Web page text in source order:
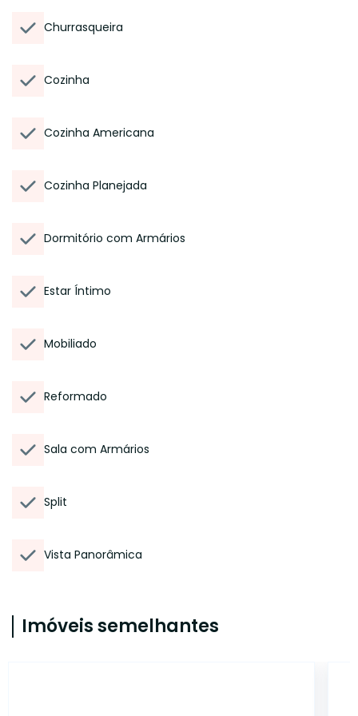
Churrasqueira
Cozinha
Cozinha Americana
Cozinha Planejada
Dormitório com Armários
Estar Íntimo
Mobiliado
Reformado
Sala com Armários
Split
Vista Panorâmica
Imóveis semelhantes